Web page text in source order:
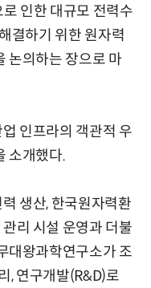
인한 대규모 전력수
결하기 위한 원자력
논의하는 장으로 마
인프라의 객관적 우
소개했다.
생산, 한국원자력환
리 시설 운영과 더불
대왕과학연구소가 조
, 연구개발(R&D)로